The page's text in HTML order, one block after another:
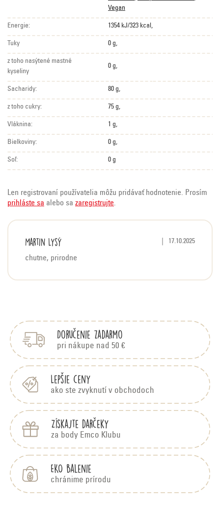
Vegan
Energie: 1354 kJ/323 kcal,
Tuky 0 g,
z toho nasýtené mastné
kyseliny
0 g,
Sacharidy: 80 g,
z toho cukry: 75 g,
Vláknina: 1 g,
Bielkoviny: 0 g,
Soľ: 0 g
Len registrovaní používatelia môžu pridávať hodnotenie. Prosím
prihláste sa alebo sa zaregistrujte.
i
d
n
e
n
Martin Lysý Hodnotenie
17.10.2025
chutne, prirodne
Doručenie zadarmo
pri nákupe nad 50 €
Lepšie ceny
ako ste zvyknutí v obchodoch
Získajte darčeky
za body Emco Klubu
EKO balenie
chránime prírodu